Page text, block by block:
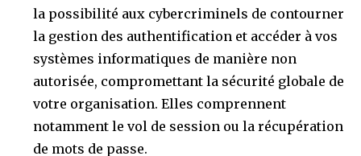
la possibilité aux cybercriminels de contourner
la gestion des authentification et accéder à vos
systèmes informatiques de manière non
autorisée, compromettant la sécurité globale de
votre organisation. Elles comprennent
notamment le vol de session ou la récupération
de mots de passe.